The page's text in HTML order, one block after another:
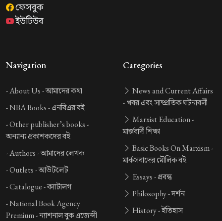
ফেসবুক
ইউটিউব
Navigation
-About Us -আমাদের কথা
-NBA Books -এনবিএর বই
-Other publisher’s books -
অন্যান্য প্রকাশকদের বই
-Authors -আমাদের লেখক
-Outlets -আউটলেট
-Catalogue -ক্যাটালগ
-National Book Agency
Premium -ন্যাশনাল বুক এজেন্সী
Categories
News and Current Affairs
-খবর এবং সাম্প্রতিক ঘটনাবলী
Marxist Education -
মার্ক্সবাদী শিক্ষা
Basic Books On Marxism -
মার্কসবাদের মৌলিক বই
Essays -প্রবন্ধ
Philosophy -দর্শন
History -ইতিহাস